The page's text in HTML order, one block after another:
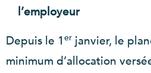
l’employeur
Depuis le 1 er janvier, le
minimum d’allocation